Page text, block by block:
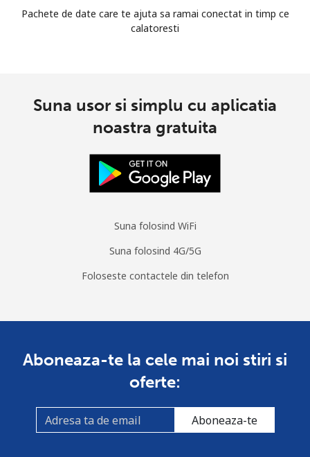
Pachete de date care te ajuta sa ramai conectat in timp ce
calatoresti
Suna usor si simplu cu aplicatia
noastra gratuita
Suna folosind WiFi
Suna folosind 4G/5G
Foloseste contactele din telefon
Aboneaza-te la cele mai noi stiri si
oferte:
Aboneaza-te